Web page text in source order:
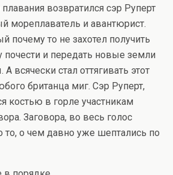
возвратился сэр Руперт
мореплаватель и авантюрист.
почему то не захотел получить
и передать новые земли
всячески стал оттягивать этот
британца миг. Сэр Руперт,
костью в горле участникам
Заговора, во весь голос
о чем давно уже шептались по